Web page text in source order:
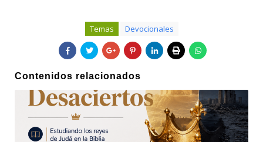
Temas Devocionales
Contenidos relacionados